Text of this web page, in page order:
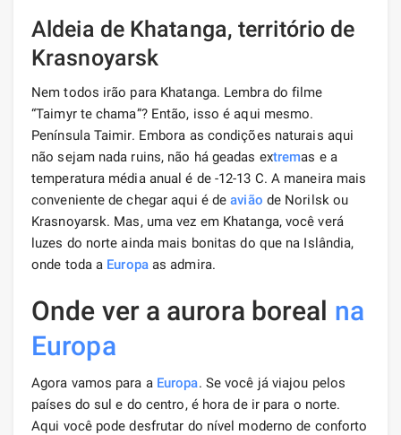
Aldeia de Khatanga, território de
Krasnoyarsk
Nem todos irão para Khatanga. Lembra do filme
“Taimyr te chama”? Então, isso é aqui mesmo.
Península Taimir. Embora as condições naturais aqui
não sejam nada ruins, não há geadas extremas e a
temperatura média anual é de -12-13 C. A maneira mais
conveniente de chegar aqui é deavião de Norilsk ou
Krasnoyarsk. Mas, uma vez em Khatanga, você verá
luzes do norte ainda mais bonitas do que na Islândia,
onde toda a Europaas admira.
Onde ver a aurora boreal na
Europa
Agora vamos para a Europa. Se você já viajou pelos
países do sul e do centro, é hora de ir para o norte.
Aqui você pode desfrutar do nível moderno de conforto